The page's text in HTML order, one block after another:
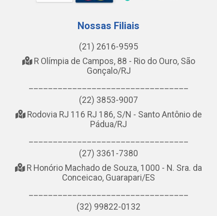
Nossas Filiais
(21) 2616-9595
R Olímpia de Campos, 88 - Rio do Ouro, São
Gonçalo/RJ
(22) 3853-9007
Rodovia RJ 116 RJ 186, S/N - Santo Antônio de
Pádua/RJ
(27) 3361-7380
R Honório Machado de Souza, 1000 - N. Sra. da
Conceicao, Guarapari/ES
(32) 99822-0132